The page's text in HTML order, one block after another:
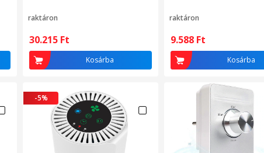
raktáron
30.215 Ft
Kosárba
raktáron
9.588 Ft
Kosárba
-5%